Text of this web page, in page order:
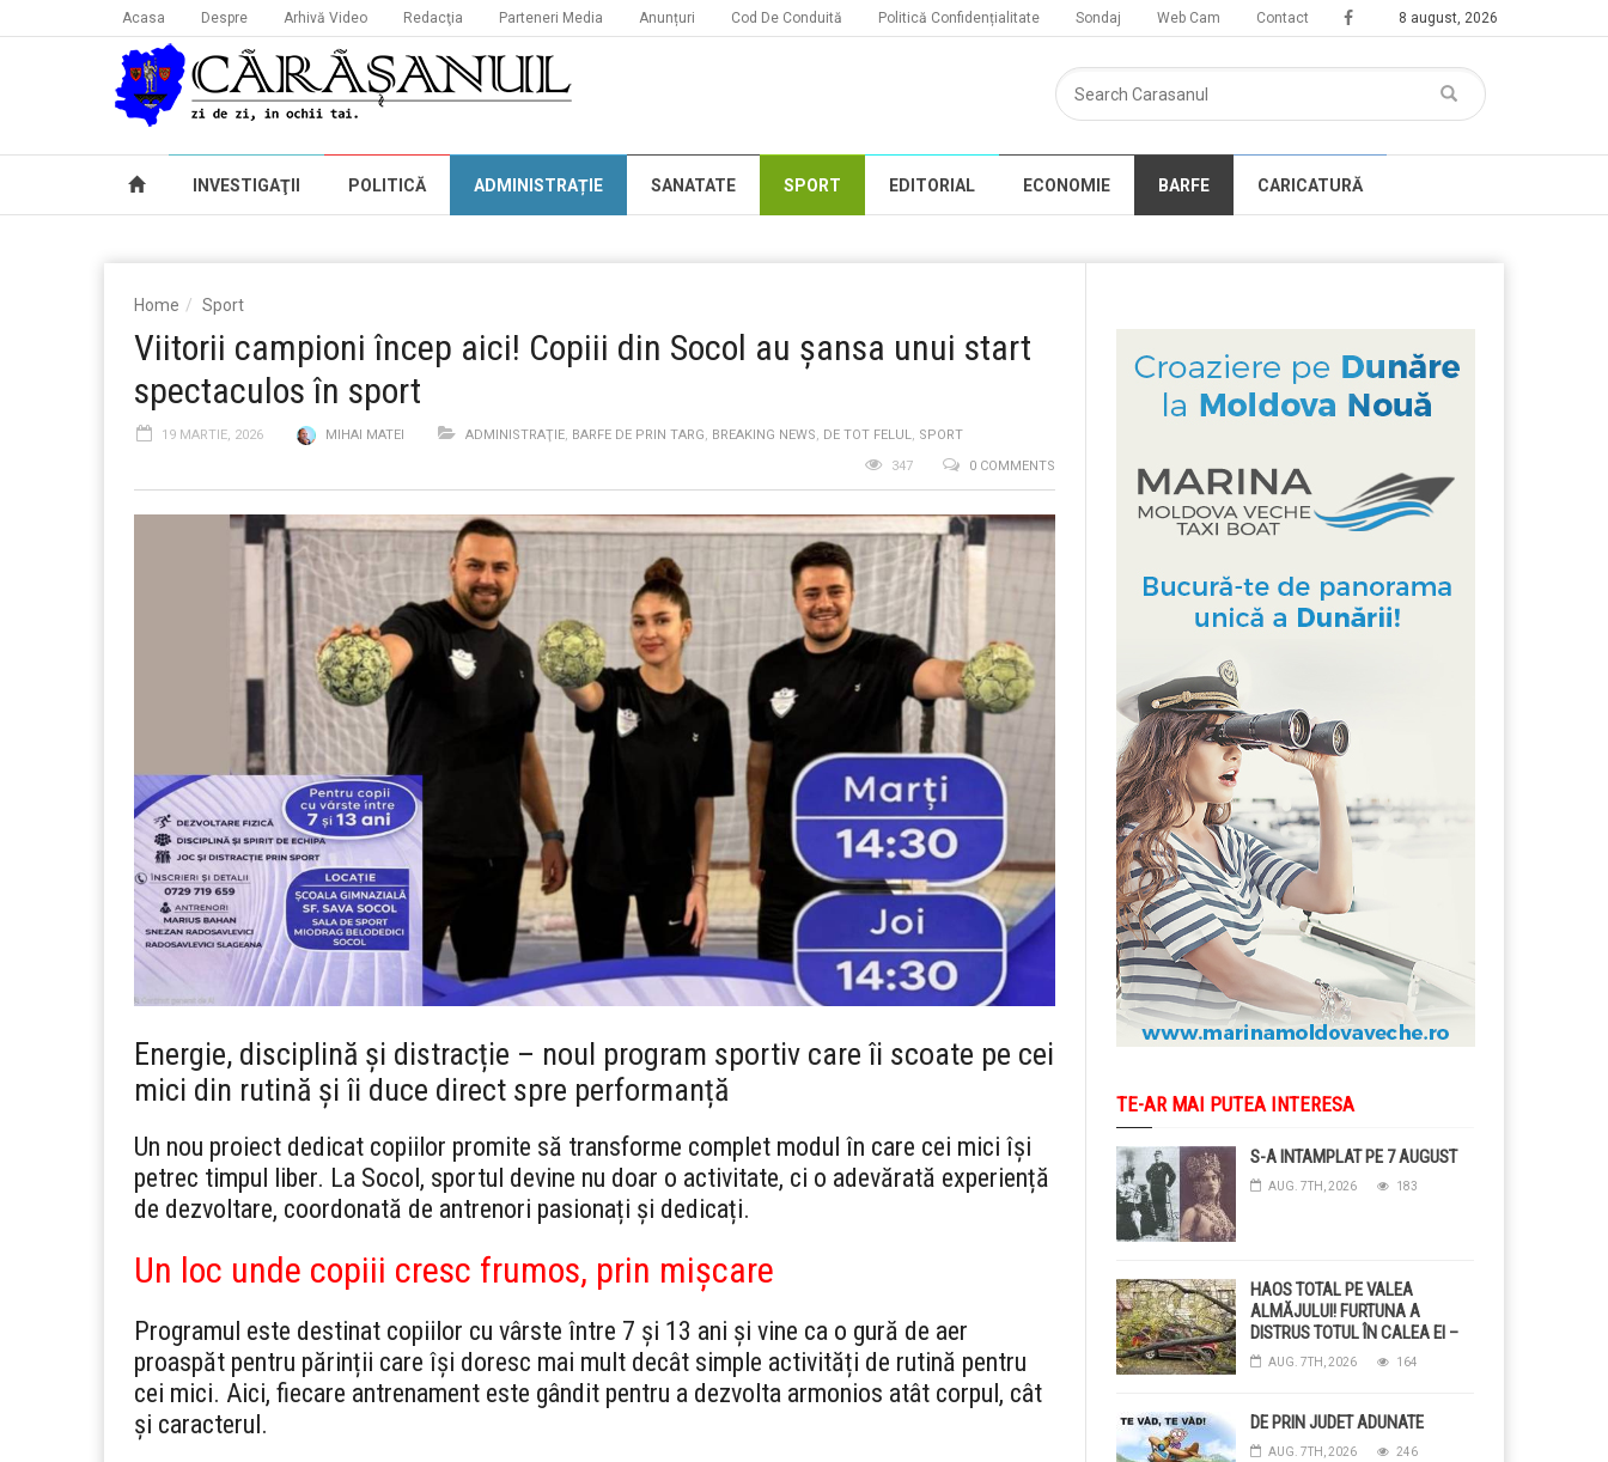
8 august, 2026
Acasa Despre Arhivă Video Redacţia Parteneri Media Anunțuri Cod De Conduită Politică Confidențialitate Sondaj Web Cam Contact
INVESTIGAŢII POLITICĂ ADMINISTRAȚIE SANATATE SPORT EDITORIAL ECONOMIE BARFE CARICATURĂ
Home Sport
Viitorii campioni încep aici! Copiii din Socol au șansa unui start
spectaculos în sport
19 MARTIE, 2026 MIHAI MATEI ADMINISTRAŢIE, BARFE DE PRIN TARG, BREAKING NEWS, DE TOT FELUL, SPORT
0 COMMENTS
347
Energie, disciplină și distracție – noul program sportiv care îi scoate pe cei
mici din rutină și îi duce direct spre performanță
Un nou proiect dedicat copiilor promite să transforme complet modul în care cei mici își
petrec timpul liber. La Socol, sportul devine nu doar o activitate, ci o adevărată experiență
de dezvoltare, coordonată de antrenori pasionați și dedicați.
Un loc unde copiii cresc frumos, prin mișcare
Programul este destinat copiilor cu vârste între 7 și 13 ani și vine ca o gură de aer
proaspăt pentru părinții care își doresc mai mult decât simple activități de rutină pentru
cei mici. Aici, fiecare antrenament este gândit pentru a dezvolta armonios atât corpul, cât
și caracterul.
TE-AR MAI PUTEA INTERESA
S-A INTAMPLAT PE 7 AUGUST
AUG. 7TH, 2026 183
HAOS TOTAL PE VALEA
ALMĂJULUI! FURTUNA A
DISTRUS TOTUL ÎN CALEA EI –
COPACI CĂZUȚI, DRUMURI
BLOCAȚE, CURENT TĂIAT ȘI
GRINDINĂ!
AUG. 7TH, 2026 164
DE PRIN JUDET ADUNATE
AUG. 7TH, 2026 246